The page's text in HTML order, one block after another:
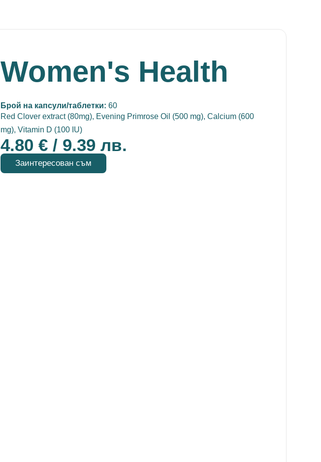
Women's Health
Брой на капсули/таблетки:60
Red Clover extract (80mg), Evening Primrose Oil (500 mg), Calcium (600
mg), Vitamin D (100 IU)
4.80€ / 9.39 лв.
Заинтересован съм